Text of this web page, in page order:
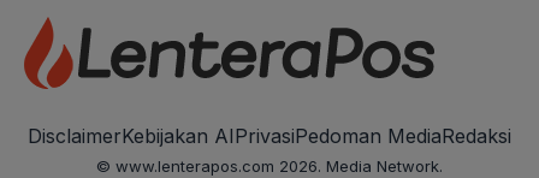
DisclaimerKebijakan AIPrivasiPedoman MediaRedaksi
© www.lenterapos.com 2026. Media Network.